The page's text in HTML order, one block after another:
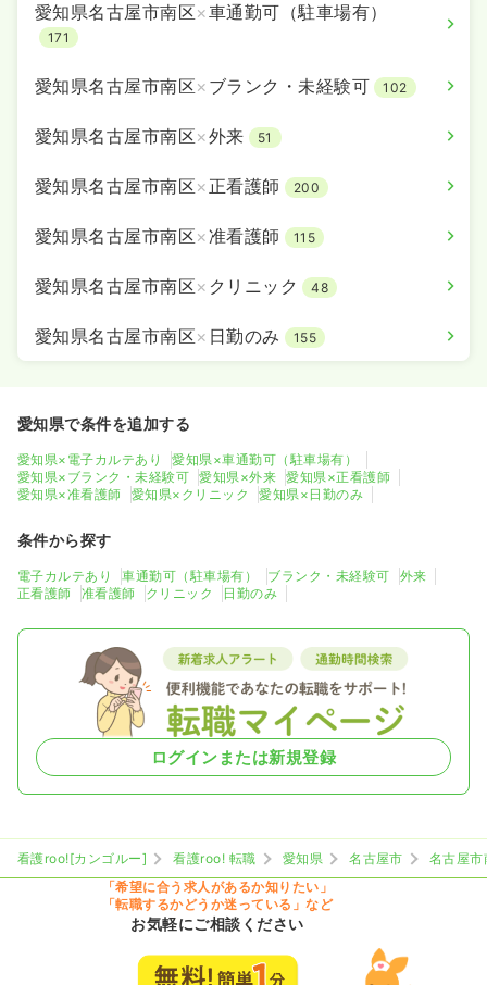
愛知県名古屋市南区×車通勤可（駐車場有）
171
愛知県名古屋市南区× ブランク・未経験可 102
愛知県名古屋市南区×外来 51
愛知県名古屋市南区× 正看護師 200
愛知県名古屋市南区×准看護師 115
愛知県名古屋市南区× クリニック 48
愛知県名古屋市南区× 日勤のみ 155
愛知県で条件を追加する
愛知県×電子カルテあり
愛知県×車通勤可（駐車場有）
愛知県×ブランク・未経験可
愛知県×外来
愛知県×正看護師
愛知県×准看護師
愛知県×クリニック 愛知県×日勤のみ
条件から探す
電子カルテあり 車通勤可（駐車場有） ブランク・未経験可
外来
正看護師
准看護師 クリニック 日勤のみ
ログインまたは新規登録
看護roo![カンゴルー] 看護roo! 転職 愛知県 名古屋市
名古屋市
「希望に合う求人があるか知りたい」
「転職するかどうか迷っている」など
お気軽にご相談ください